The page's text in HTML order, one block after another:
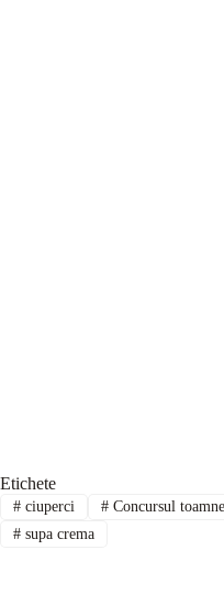
Etichete
#ciuperci #Concursul
#supa crema